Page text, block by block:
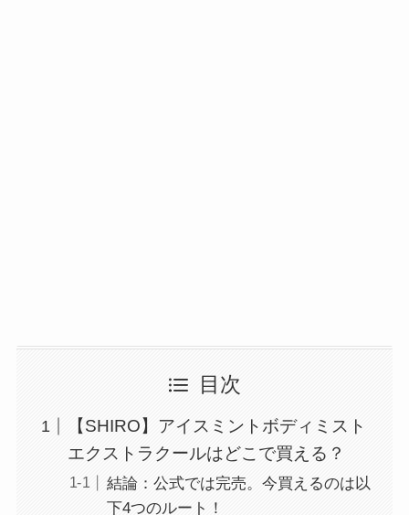
目次
【SHIRO】アイスミントボディミスト
エクストラクールはどこで買える？
結論：公式では完売。今買えるのは以
下4つのルート！